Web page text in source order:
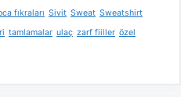
fıkraları Sivit Sweat Sweatshirt
tamlamalar ulaç zarf fiiller özel